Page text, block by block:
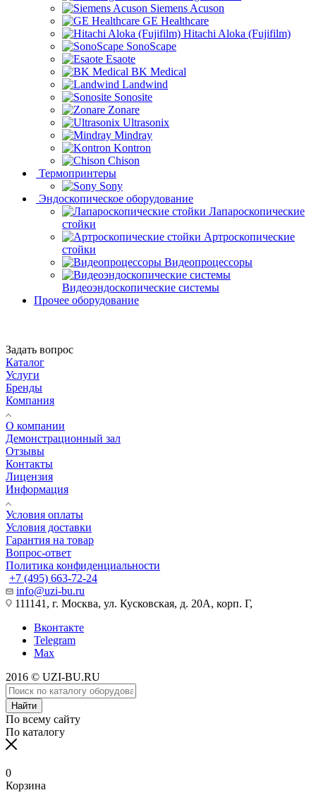
Siemens Acuson
GE Healthcare
Hitachi Aloka (Fujifilm)
SonoScape
Esaote
BK Medical
Landwind
Sonosite
Zonare
Ultrasonix
Mindray
Kontron
Chison
Термопринтеры
Sony
Эндоскопическое оборудование
Лапароскопические
стойки
Артроскопические
стойки
Видеопроцессоры
Видеоэндоскопические системы
Прочее оборудование
Задать вопрос
Каталог
Услуги
Бренды
Компания
О компании
Демонстрационный зал
Отзывы
Контакты
Лицензия
Информация
Условия оплаты
Условия доставки
Гарантия на товар
Вопрос-ответ
Политика конфиденциальности
+7 (495) 663-72-24
info@uzi-bu.ru
111141, г. Москва, ул. Кусковская, д. 20А, корп. Г,
Вконтакте
Telegram
Max
2016 © UZI-BU.RU
Найти
По всему сайту
По каталогу
0
Корзина